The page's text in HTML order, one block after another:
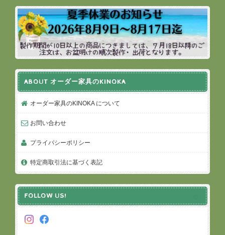
ABOUT オーダー家具のKINOKA
オーダー家具のKINOKA について
お問い合わせ
プライバシーポリシー
特定商取引法に基づく表記
FOLLOW US!